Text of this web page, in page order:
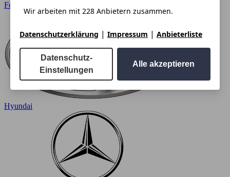
Ford
Hyundai
Wir arbeiten mit 228 Anbietern zusammen.
Datenschutzerklärung | Impressum | Anbieterliste
Datenschutz-
Einstellungen
Alle akzeptieren